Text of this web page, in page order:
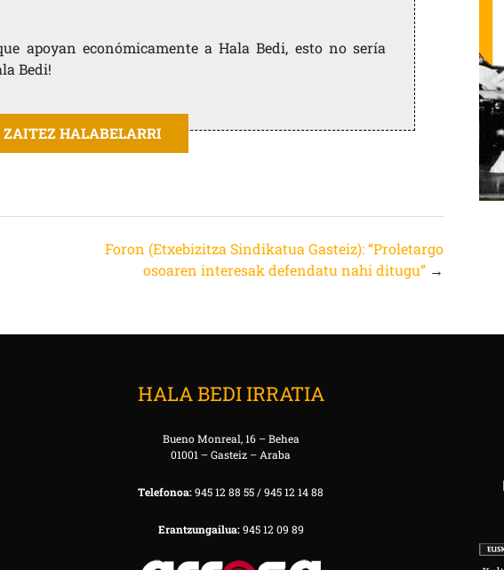
apoyan económicamente a Hala Bedi, esto no sería
Bedi!
ZAITEZ HALABELARRI
Foron (Etxebizitza Sindikatua Gasteiz): “Proletargo
osoaren interesak defendatu nahi ditugu”→
HALA BEDI IRRATIA
Bueno Monreal, 16 – Behea
01001 – Gasteiz – Araba
Telefonoa:945 12 88 55 / 945 12 14 88
Erantzungailua:945 12 09 89